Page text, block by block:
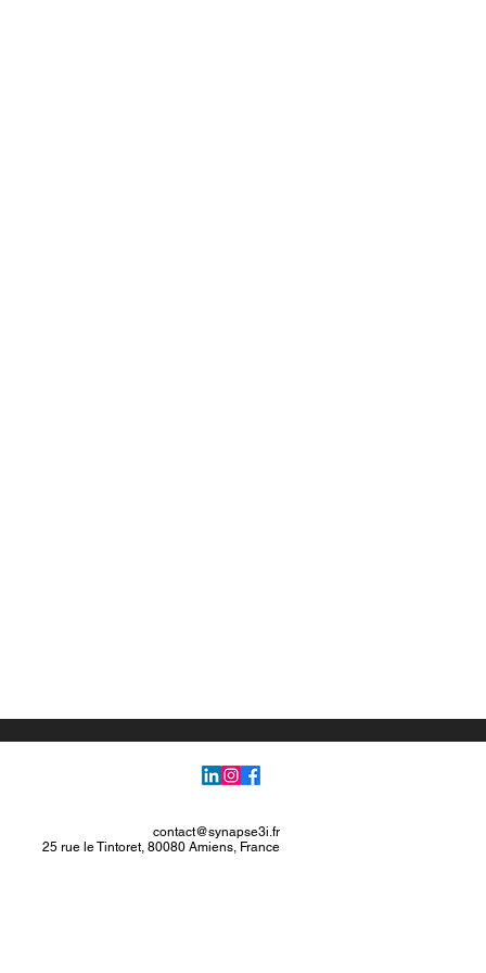
contact@synapse3i.fr
25 rue le Tintoret, 80080 Amiens, France